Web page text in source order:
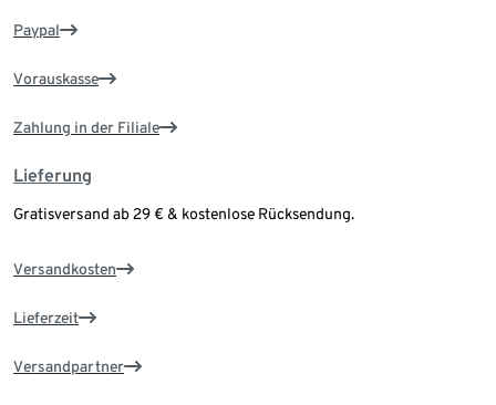
Paypal
Vorauskasse
Zahlung in der Filiale
Lieferung
Gratisversand ab 29 € & kostenlose Rücksendung.
Versandkosten
Lieferzeit
Versandpartner